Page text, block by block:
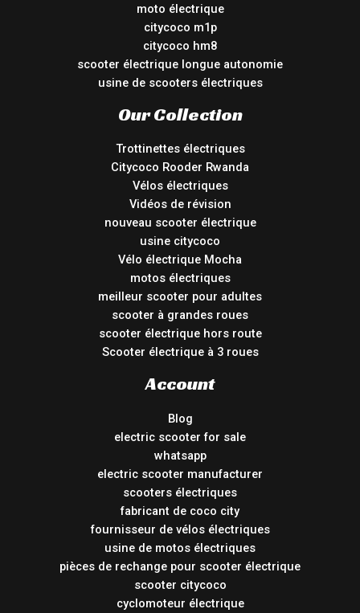
moto électrique
citycoco m1p
citycoco hm8
scooter électrique longue autonomie
usine de scooters électriques
Our Collection
Trottinettes électriques
Citycoco Rooder Rwanda
Vélos électriques
Vidéos de révision
nouveau scooter électrique
usine citycoco
Vélo électrique Mocha
motos électriques
meilleur scooter pour adultes
scooter à grandes roues
scooter électrique hors route
Scooter électrique à 3 roues
Account
Blog
electric scooter for sale
whatsapp
electric scooter manufacturer
scooters électriques
fabricant de coco city
fournisseur de vélos électriques
usine de motos électriques
pièces de rechange pour scooter électrique
scooter citycoco
cyclomoteur électrique